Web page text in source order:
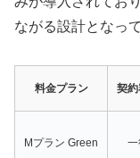
ながる設計となっ
料金プラン 契約
Mプラン Green 一